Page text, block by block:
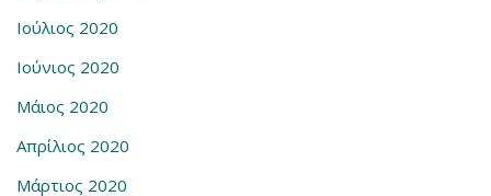
Ιούλιος 2020
Ιούνιος 2020
Μάιος 2020
Απρίλιος 2020
Μάρτιος 2020